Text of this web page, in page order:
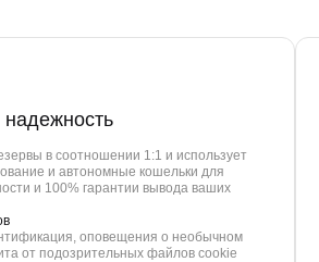
надежность
в соотношении 1:1 и использует
и автономные кошельки для
и 100% гарантии вывода ваших
оповещения о необычном
от подозрительных файлов cookie